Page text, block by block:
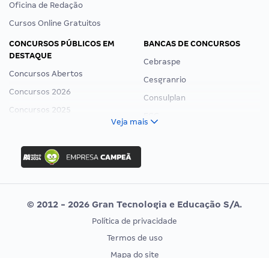
Oficina de Redação
Cursos Online Gratuitos
CONCURSOS PÚBLICOS EM
DESTAQUE
Concursos Abertos
Concursos 2026
Concursos 2025
Concurso Ibama
Concurso MPU
Editais publicados
BANCAS DE CONCURSOS
Cebraspe
Cesgranrio
Consulplan
Vunesp
CONCURSOS POR PROFISSÃO
EXAME DE ORDEM
Veja mais
© 2012 - 2026 Gran Tecnologia e Educação S/A.
Política de privacidade
Termos de uso
Mapa do site